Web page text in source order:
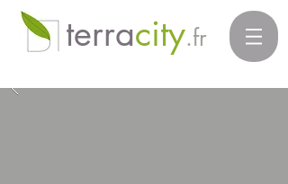
terracity.fr